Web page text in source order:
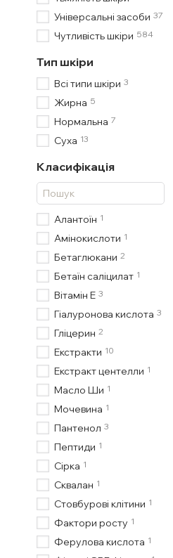
Універсальні засоби 37
Чутливість шкіри 584
Тип шкіри
Всі типи шкіри 3
Жирна 5
Нормальна 7
Суха 13
Класифікація
Алантоїн 1
Амінокислоти 1
Бетаглюкани 2
Бетаїн саліцилат 1
Вітамін Е 3
Гіалуронова кислота 3
Гліцерин 2
Екстракти 10
Екстракт центелли 1
Масло Ши 1
Мочевина 1
Пантенол 3
Пептиди 1
Сірка 1
Сквалан 1
Стовбурові клітини 1
Фактори росту 1
Ферулова кислота 1